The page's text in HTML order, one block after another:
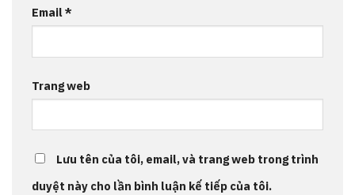
Email*
Trang web
Lưu tên của tôi, email, và trang web trong trình
duyệt này cho lần bình luận kế tiếp của tôi.